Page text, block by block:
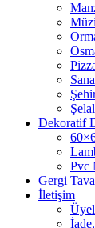
Dekoratif
Pvc
Gergi
İletişim